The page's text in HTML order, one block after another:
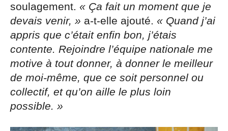
soulagement. « Ça fait un moment que je
devais venir, » a-t-elle ajouté. « Quand j’ai
appris que c’était enfin bon, j’étais
contente. Rejoindre l’équipe nationale me
motive à tout donner, à donner le meilleur
de moi-même, que ce soit personnel ou
collectif, et qu’on aille le plus loin
possible. »